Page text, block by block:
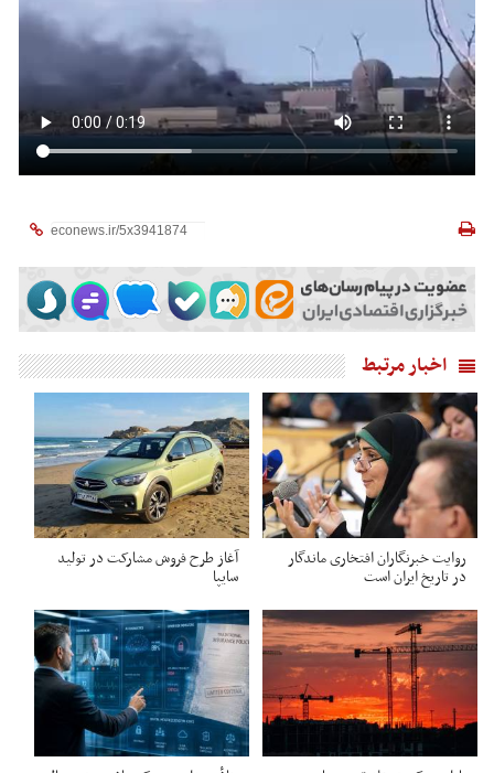
اخبار مرتبط
روایت خبرنگاران افتخاری ماندگار
در تاریخ ایران است
آغاز طرح فروش مشارکت در تولید
سایپا